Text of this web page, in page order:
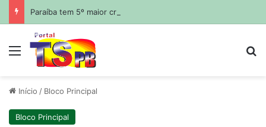
Menu
Início / Bloco Principal
Bloco Principal